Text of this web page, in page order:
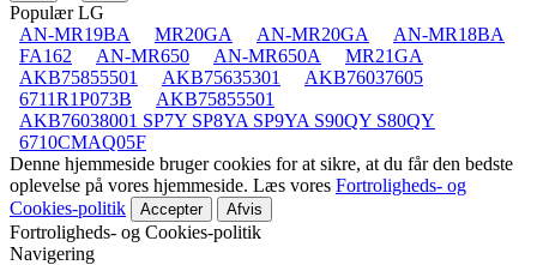
Populær LG
AN-MR19BA
MR20GA AN-MR20GA
AN-MR18BA
FA162
AN-MR650 AN-MR650A
MR21GA
AKB75855501
AKB75635301
AKB76037605
6711R1P073B
AKB75855501
AKB76038001 SP7Y SP8YA SP9YA S90QY S80QY
6710CMAQ05F
Denne hjemmeside bruger cookies for at sikre, at du får den bedste
oplevelse på vores hjemmeside. Læs vores Fortroligheds- og
Cookies-politik
Accepter Afvis
Fortroligheds- og Cookies-politik
Navigering